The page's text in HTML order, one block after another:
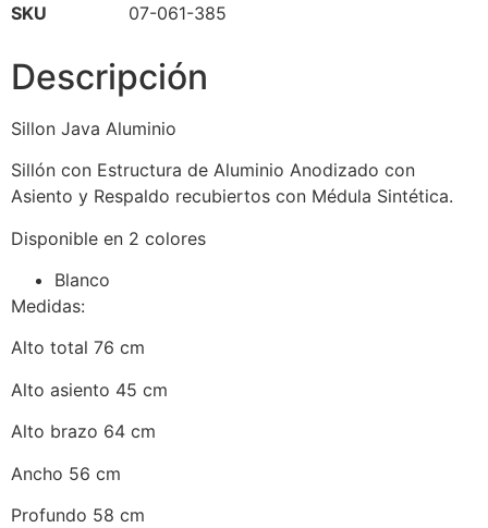
SKU
07-061-385
Descripción
Sillon Java Aluminio
Sillón con Estructura de Aluminio Anodizado con
Asiento y Respaldo recubiertos con Médula Sintética.
Disponible en 2 colores
Blanco
Medidas:
Alto total 76 cm
Alto asiento 45 cm
Alto brazo 64 cm
Ancho 56 cm
Profundo 58 cm